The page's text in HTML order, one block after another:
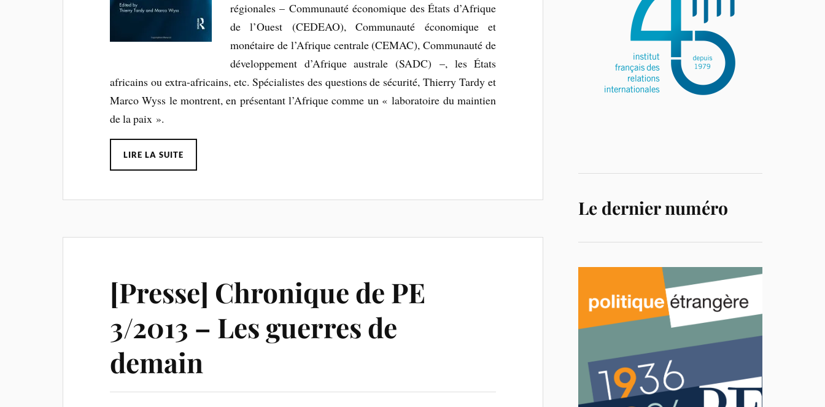
régionales – Communauté économique des États d’Afrique
de l’Ouest (CEDEAO), Communauté économique et
monétaire de l’Afrique centrale (CEMAC), Communauté de
développement d’Afrique australe (SADC) –, les États
africains ou extra-africains, etc. Spécialistes des questions de sécurité, Thierry Tardy et
Marco Wyss le montrent, en présentant l’Afrique comme un « laboratoire du maintien
de la paix ».
LIRE LA SUITE
[Presse] Chronique de PE
3/2013 – Les guerres de
demain
Le dernier numéro